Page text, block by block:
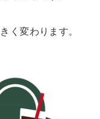
く変わります。